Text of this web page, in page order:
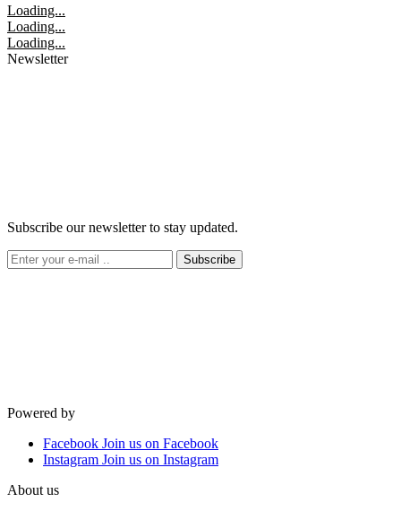
Loading...
Loading...
Loading...
Newsletter
Subscribe our newsletter to stay updated.
Subscribe
Powered by
Facebook Join us on Facebook
Instagram Join us on Instagram
About us